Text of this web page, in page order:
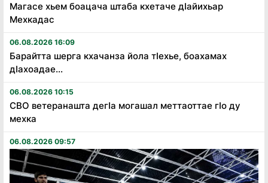
Магасе хьем боацача штаба кхетаче дӏайихьар
Мехкадас
06.08.2026 16:09
Барайтта шерга кхачанза йола тӏехье, боахамах
дӏахоадае...
06.08.2026 10:15
СВО ветеранашта дегӏа могашал меттаоттае гӏо ду
мехка
06.08.2026 09:57